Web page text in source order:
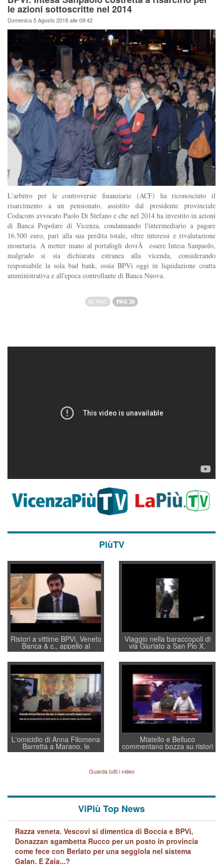
le azioni sottoscritte nel 2014
Domenica 5 Agosto 2018 alle 09:42
L'arbitro per le controversie finanziarie (ACF) ha riconosciuto il
risarcimento a un pensionato, assistito dal presidente provinciale
Codacons avvocato Paolo Di Stefano e che nel 2014 ha investito in azioni
di Banca Popolare di Vicenza, condannando l'intermediario a pagare
16.500 euro, pari alla sua perdita totale, oltre interessi e rivalutazione
monetaria. A metter mano al portafogli dovrÃ essere Intesa Sanpaolo,
malgrado si sia dichiarata estranea alla vicenda, considerando
responsabile la sola bad bank, ossia BPVi oggi in liquidazione coatta
amministrativa e all'epoca controllante di Banca Nuova.
PiùTV
Ristori a vittime BPVi, Veneto
Banca & c., appello al
sottosegretario Alessio
Villarosa: per mettere ordine
convochi con Di Maio CNCU
a supporto della cabina di
regia al Mef
Viaggio nella baraccopoli di
via Giuriato a San Pio X.
Vicenza ai Vicentini: “faremo
un regalo di Natale ai
residenti”
L'omicidio di Anna Filomena
Barretta a Marano, le
indagini dei carabinieri di
Lavarra: più avvincenti di
quelle di... Barbara D'Urso
Miatello e Belluco
commentano bozza su ristori
BPVi e Veneto Banca
Guarda tutti i video
ViPiù Top News
Razza veneta. Vescovi si dimentica di Boccia e BPVi,
Donazzan sgambetta Rucco per un posto in provincia
come fece con Berlato per una seggiola nel sistema
Galan. E Zaia...?